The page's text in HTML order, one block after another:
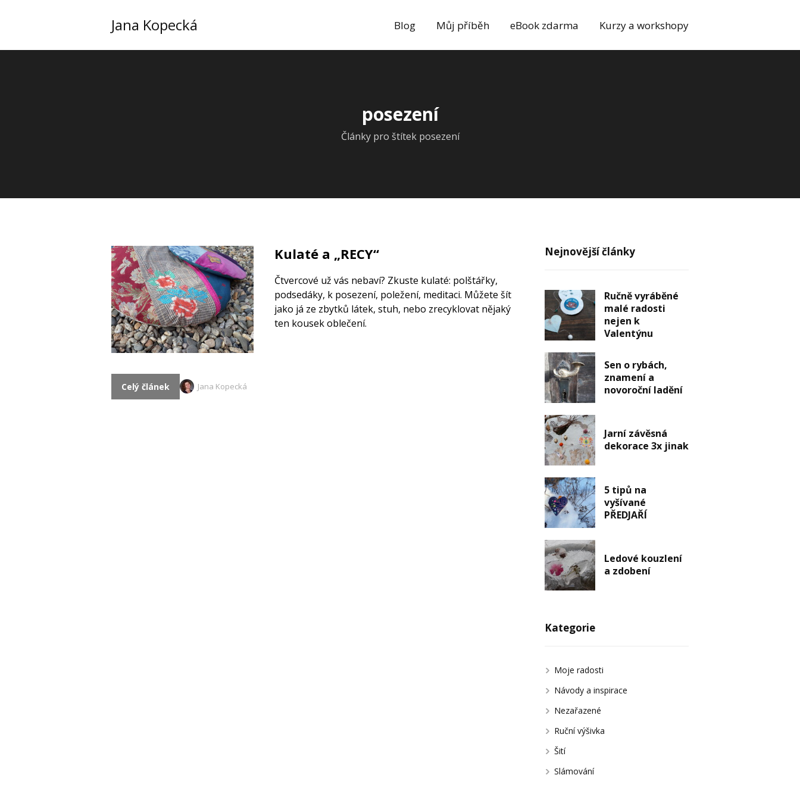
Jana Kopecká Blog Můj příběh eBook zdarma Kurzy a workshopy
posezení
Články pro štítek posezení
Kulaté a „RECY“
Čtvercové už vás nebaví? Zkuste kulaté: polštářky,
podsedáky, k posezení, poležení, meditaci. Můžete šít
jako já ze zbytků látek, stuh, nebo zrecyklovat nějaký
ten kousek oblečení.
Celý článek Jana Kopecká
Nejnovější články
Ručně vyráběné
malé radosti
nejen k
Valentýnu
Sen o rybách,
znamení a
novoroční ladění
Jarní závěsná
dekorace 3x jinak
5 tipů na
vyšívané
PŘEDJAŘÍ
Ledové kouzlení
a zdobení
Kategorie
Moje radosti
Návody a inspirace
Nezařazené
Ruční výšivka
Šití
Slámování